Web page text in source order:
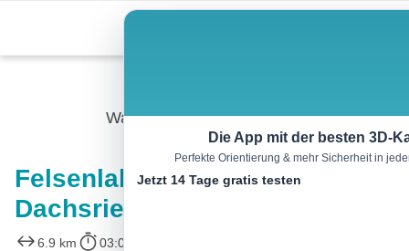
content
Wandern
Felsenlabyrinth und
Dachsriegel
6.9 km 03:00 h
Die App mit der besten 3D-
Perfekte Orientierung & mehr Sicherheit in
Jetzt 14 Tage gratis testen